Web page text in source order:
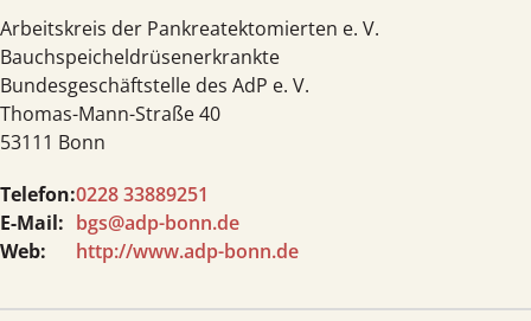
Arbeitskreis der Pankreatektomierten e. V.
Bauchspeicheldrüsen­erkrankte
Bundesgeschäftstelle des AdP e. V.
Thomas-Mann-Straße 40
53111 Bonn
Telefon:0228 33889251
E-Mail: bgs@adp-bonn.de
Web:
http://www.adp-bonn.de